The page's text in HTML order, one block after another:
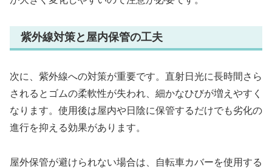
紫外線対策と屋内保管の工夫
次に、紫外線への対策が重要です。直射日光に長時間さら
されるとゴムの柔軟性が失われ、細かなひびが増えやすく
なります。使用後は屋内や日陰に保管するだけでも劣化の
進行を抑える効果があります。
屋外保管が避けられない場合は、自転車カバーを使用する